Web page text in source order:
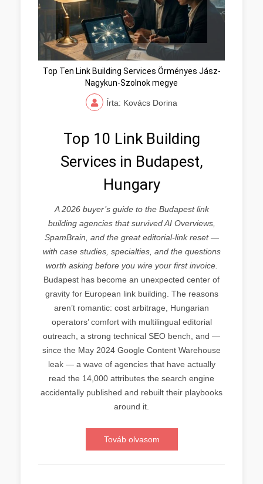
Top Ten Link Building Services Örményes Jász-
Nagykun-Szolnok megye
Írta: Kovács Dorina
Top 10 Link Building
Services in Budapest,
Hungary
A 2026 buyer’s guide to the Budapest link
building agencies that survived AI Overviews,
SpamBrain, and the great editorial-link reset —
with case studies, specialties, and the questions
worth asking before you wire your first invoice.
Budapest has become an unexpected center of
gravity for European link building. The reasons
aren’t romantic: cost arbitrage, Hungarian
operators’ comfort with multilingual editorial
outreach, a strong technical SEO bench, and —
since the May 2024 Google Content Warehouse
leak — a wave of agencies that have actually
read the 14,000 attributes the search engine
accidentally published and rebuilt their playbooks
around it.
Továb olvasom